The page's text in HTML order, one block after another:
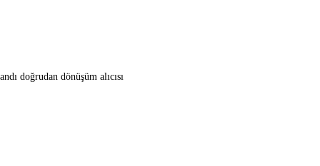
doğrudan dönüşüm alıcısı